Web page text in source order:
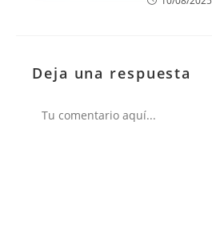
Deja una respuesta
Comentario